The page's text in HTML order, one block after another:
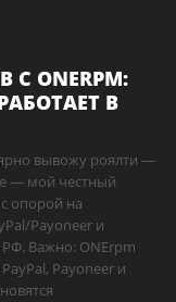
ONERPM:
В
вывожу роялти —
— мой честный
опорой на
Payoneer и
Важно: ONErpm
Payoneer и